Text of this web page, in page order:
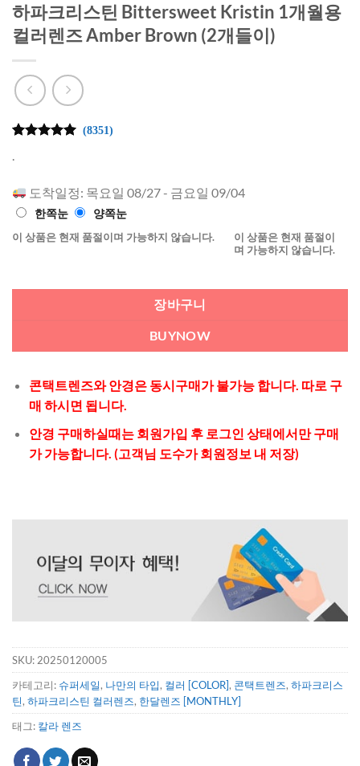
하파크리스틴 Bittersweet Kristin 1개월용
컬러렌즈 Amber Brown (2개들이)
고객 평가
로 5점 만
점에점으
로 평가됨
(8351)
.
도착일정: 목요일 08/27 - 금요일 09/04
한쪽눈 양쪽눈
이 상품은 현재 품절이며 가능하지 않습니다.
이 상품은 현재 품절이
며 가능하지 않습니다.
장바구니
BUYNOW
콘택트렌즈와 안경은 동시구매가 불가능 합니다. 따로 구
매 하시면 됩니다.
안경 구매하실때는 회원가입 후 로그인 상태에서만 구매
가 가능합니다. (고객님 도수가 회원정보 내 저장)
SKU: 20250120005
카테고리: 슈퍼세일, 나만의 타입, 컬러 [COLOR], 콘택트렌즈, 하파크리스
틴, 하파크리스틴 컬러렌즈, 한달렌즈 [MONTHLY]
태그: 칼라 렌즈